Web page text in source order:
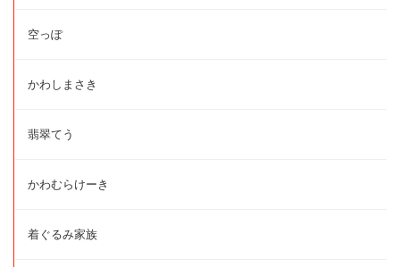
空っぽ
かわしまさき
翡翠てう
かわむらけーき
着ぐるみ家族